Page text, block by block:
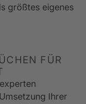
größtes eigenes
FÜR
Ihrer